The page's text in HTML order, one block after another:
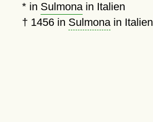
* in Sulmonain Italien
† 1456in Sulmonain Italien